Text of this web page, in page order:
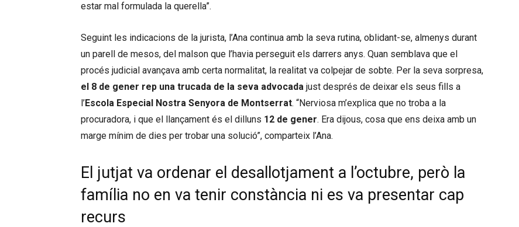
estar mal formulada la querella”.
Seguint les indicacions de la jurista, l’Ana continua amb la seva rutina, oblidant-se, almenys durant
un parell de mesos, del malson que l’havia perseguit els darrers anys. Quan semblava que el
procés judicial avançava amb certa normalitat, la realitat va colpejar de sobte. Per la seva sorpresa,
el 8 de gener rep una trucada de la seva advocada just després de deixar els seus fills a
l’Escola Especial Nostra Senyora de Montserrat. “Nerviosa m’explica que no troba a la
procuradora, i que el llançament és el dilluns 12 de gener. Era dijous, cosa que ens deixa amb un
marge mínim de dies per trobar una solució”, comparteix l’Ana.
El jutjat va ordenar el desallotjament a l’octubre, però la
família no en va tenir constància ni es va presentar cap
recurs